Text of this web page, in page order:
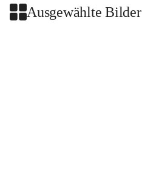
Ausgewählte Bilder